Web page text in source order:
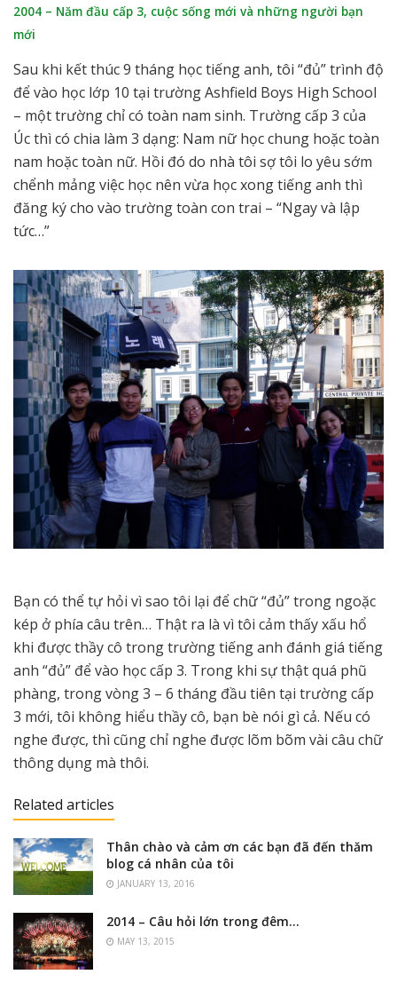
2004 – Năm đầu cấp 3, cuộc sống mới và những người bạn
mới
Sau khi kết thúc 9 tháng học tiếng anh, tôi “đủ” trình độ
để vào học lớp 10 tại trường Ashfield Boys High School
– một trường chỉ có toàn nam sinh. Trường cấp 3 của
Úc thì có chia làm 3 dạng: Nam nữ học chung hoặc toàn
nam hoặc toàn nữ. Hồi đó do nhà tôi sợ tôi lo yêu sớm
chểnh mảng việc học nên vừa học xong tiếng anh thì
đăng ký cho vào trường toàn con trai – “Ngay và lập
tức…”
Bạn có thể tự hỏi vì sao tôi lại để chữ “đủ” trong ngoặc
kép ở phía câu trên… Thật ra là vì tôi cảm thấy xấu hổ
khi được thầy cô trong trường tiếng anh đánh giá tiếng
anh “đủ” để vào học cấp 3. Trong khi sự thật quá phũ
phàng, trong vòng 3 – 6 tháng đầu tiên tại trường cấp
3 mới, tôi không hiểu thầy cô, bạn bè nói gì cả. Nếu có
nghe được, thì cũng chỉ nghe được lõm bõm vài câu chữ
thông dụng mà thôi.
Related articles
Thân chào và cảm ơn các bạn đã đến thăm
blog cá nhân của tôi
JANUARY 13, 2016
2014 – Câu hỏi lớn trong đêm…
MAY 13, 2015